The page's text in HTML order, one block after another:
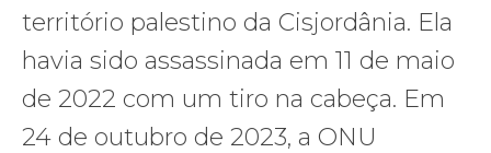
território palestino da Cisjordânia. Ela
havia sido assassinada em 11 de maio
de 2022 com um tiro na cabeça. Em
24 de outubro de 2023, a ONU